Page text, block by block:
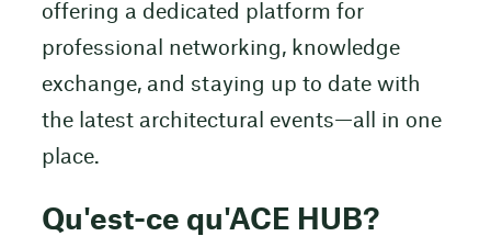
offering a dedicated platform for
professional networking, knowledge
exchange, and staying up to date with
the latest architectural events—all in one
place.
Qu'est-ce qu'ACE HUB?